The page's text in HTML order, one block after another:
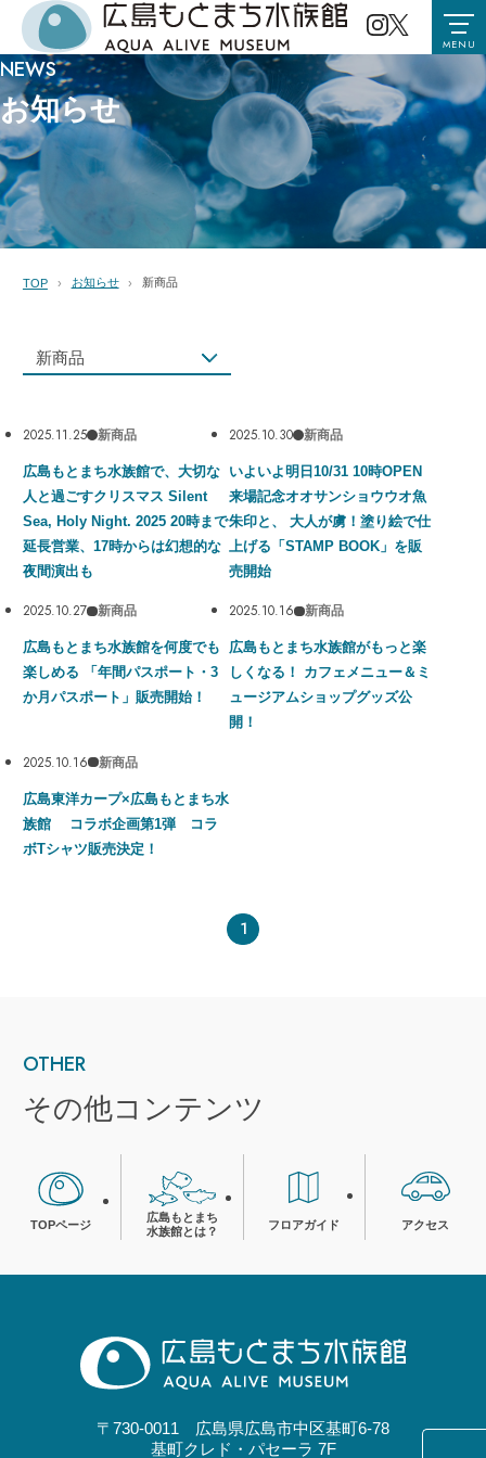
MENU
NEWS
お知らせ
TOP お知らせ 新商品
新商品
コラボ
企画展
新商品
重要なお知らせ
2025.11.25 新商品
広島もとまち水族館で、大切な
人と過ごすクリスマス Silent
Sea, Holy Night. 2025 20時まで
延長営業、17時からは幻想的な
夜間演出も
2025.10.30 新商品
いよいよ明日10/31 10時OPEN
来場記念オオサンショウウオ魚
朱印と、 大人が虜！塗り絵で仕
上げる「STAMP BOOK」を販
売開始
2025.10.27 新商品
広島もとまち水族館を何度でも
楽しめる 「年間パスポート・3
か月パスポート」販売開始！
2025.10.16 新商品
広島もとまち水族館がもっと楽
しくなる！ カフェメニュー＆ミ
ュージアムショップグッズ公
開！
2025.10.16 新商品
広島東洋カープ×広島もとまち水
族館 コラボ企画第1弾 コラ
ボTシャツ販売決定！
1
OTHER
その他コンテンツ
TOPページ
広島もとまち
水族館とは？
フロアガイド アクセス
〒730-0011 広島県広島市中区基町6-78
基町クレド・パセーラ 7F